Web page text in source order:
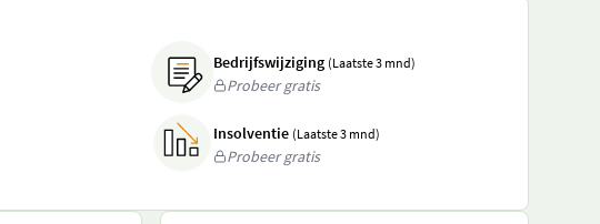
Bedrijfswijziging (Laatste 3 mnd)
Probeer gratis
Insolventie (Laatste 3 mnd)
Probeer gratis